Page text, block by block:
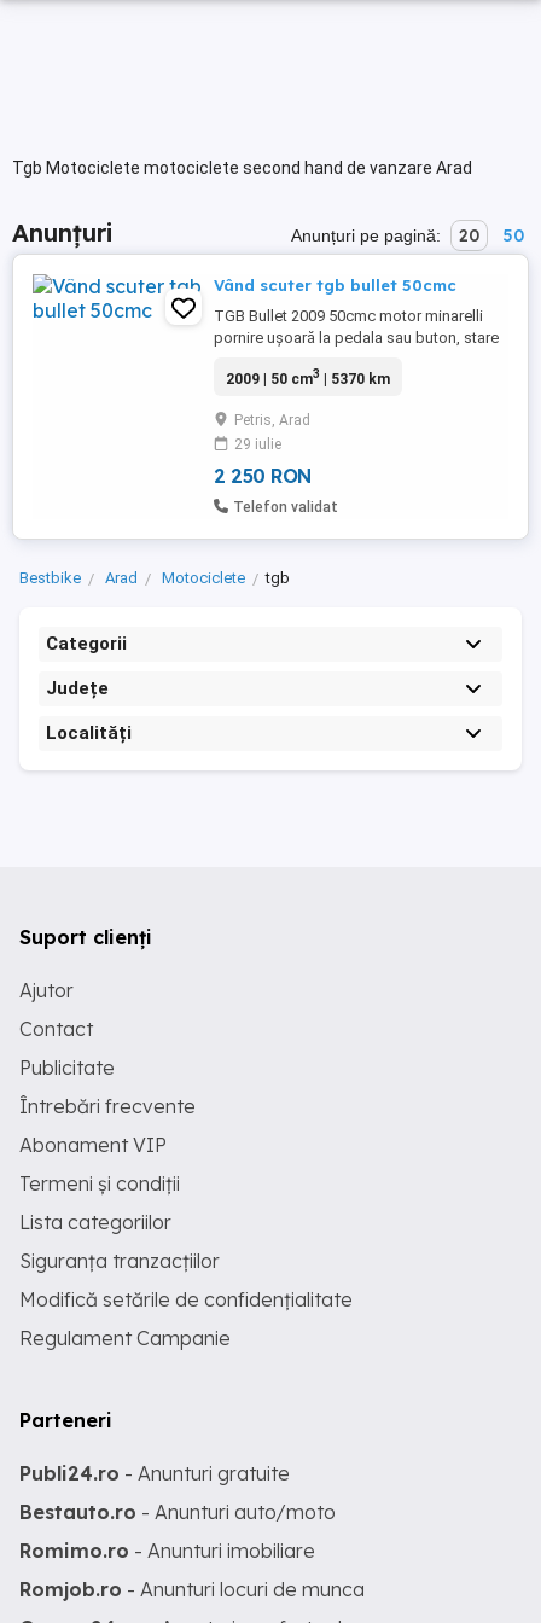
Tgb Motociclete motociclete second hand de vanzare Arad
Anunțuri Anunțuri pe pagină: 20 50
Vând scuter tgb bullet 50cmc
TGB Bullet 2009 50cmc motor minarelli
pornire ușoară la pedala sau buton, stare
și talon pentru înmatriculare ' Austria. Totul
ora Acumulator nou
2009 | 50 cm3 | 5370 km
Petris, Arad
29 iulie
2 250 RON
Telefon validat
Bestbike Arad Motociclete tgb
Categorii
Județe
Localități
Suport clienți
Ajutor
Contact
Publicitate
Întrebări frecvente
Abonament VIP
Termeni și condiții
Lista categoriilor
Siguranța tranzacțiilor
Modifică setările de confidențialitate
Regulament Campanie
Parteneri
Publi24.ro - Anunturi gratuite
Bestauto.ro - Anunturi auto/moto
Romimo.ro - Anunturi imobiliare
Romjob.ro - Anunturi locuri de munca